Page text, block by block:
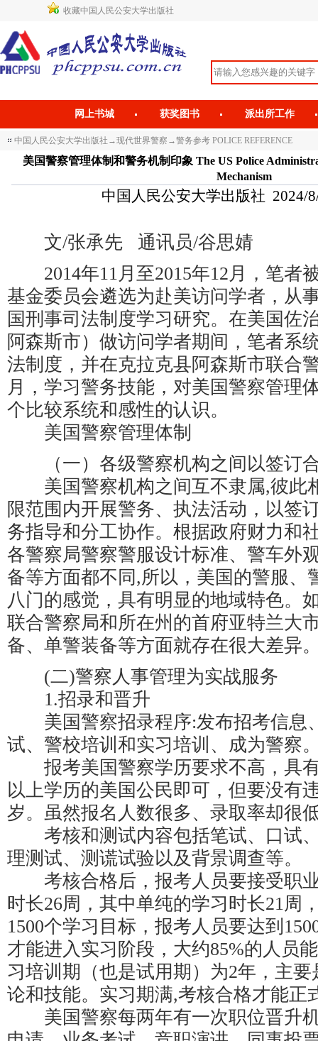
收藏中国人民公安大学出版社
网上书城 获奖图书 派出所工作
中国人民公安大学出版社 →现代世界警察 →警务参考 POLICE REFERENCE
美国警察管理体制和警务机制印象 The US Police
Mechanism
中国人民公安大学出版社 2024/
文/张承先 通讯员/谷思婧
2014年11月至2015年12月，笔者
基金委员会遴选为赴美访问学者，从
国刑事司法制度学习研究。在美国佐
阿森斯市）做访问学者期间，笔者系
法制度，并在克拉克县阿森斯市联合
月，学习警务技能，对美国警察管理
个比较系统和感性的认识。
美国警察管理体制
（一）各级警察机构之间以签订
美国警察机构之间互不隶属,彼此
限范围内开展警务、执法活动，以签
务指导和分工协作。根据政府财力和
各警察局警察警服设计标准、警车外
备等方面都不同,所以，美国的警服、
八门的感觉，具有明显的地域特色。
联合警察局和所在州的首府亚特兰大
备、单警装备等方面就存在很大差异
(二)警察人事管理为实战服务
1.招录和晋升
美国警察招录程序:发布招考信息
试、警校培训和实习培训、成为警察
报考美国警察学历要求不高，具
以上学历的美国公民即可，但要没有
岁。虽然报名人数很多、录取率却很
考核和测试内容包括笔试、口试
理测试、测谎试验以及背景调查等。
考核合格后，报考人员要接受职
时长26周，其中单纯的学习时长21周
1500个学习目标，报考人员要达到
才能进入实习阶段，大约85%的人员
习培训期（也是试用期）为2年，主
论和技能。实习期满,考核合格才能正
美国警察每两年有一次职位晋升